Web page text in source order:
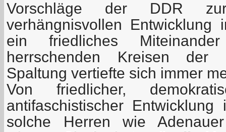
Vorschläge der DDR
verhängnisvollen
ein friedliches
herrschenden Kreisen der
Spaltung vertiefte sich immer
Von friedlicher,
antifaschistischer
solche Herren wie